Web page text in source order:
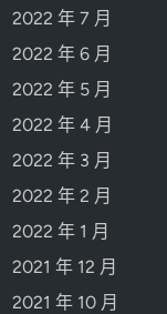
2022 年 7 月
2022 年 6 月
2022 年 5 月
2022 年 4 月
2022 年 3 月
2022 年 2 月
2022 年 1 月
2021 年 12 月
2021 年 10 月